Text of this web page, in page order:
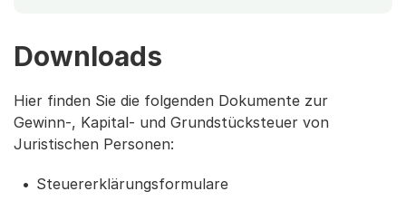
Downloads
Hier finden Sie die folgenden Dokumente zur
Gewinn-, Kapital- und Grundstücksteuer von
Juristischen Personen:
Steuererklärungsformulare